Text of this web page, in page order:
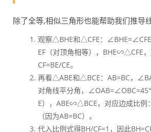
除了全等,相似三角形也能帮助我们推导
观察△BHE和△CFE：
EF（对顶角相等），BHE∽△CFE
CF=BE/CE。
再看△ABE和△BCE：AB=BC，
对角线平分角，
E），ABE∽△BCE，对应边成比例
（因为AB=BC）。
代入比例式得BH/CF=1，因此